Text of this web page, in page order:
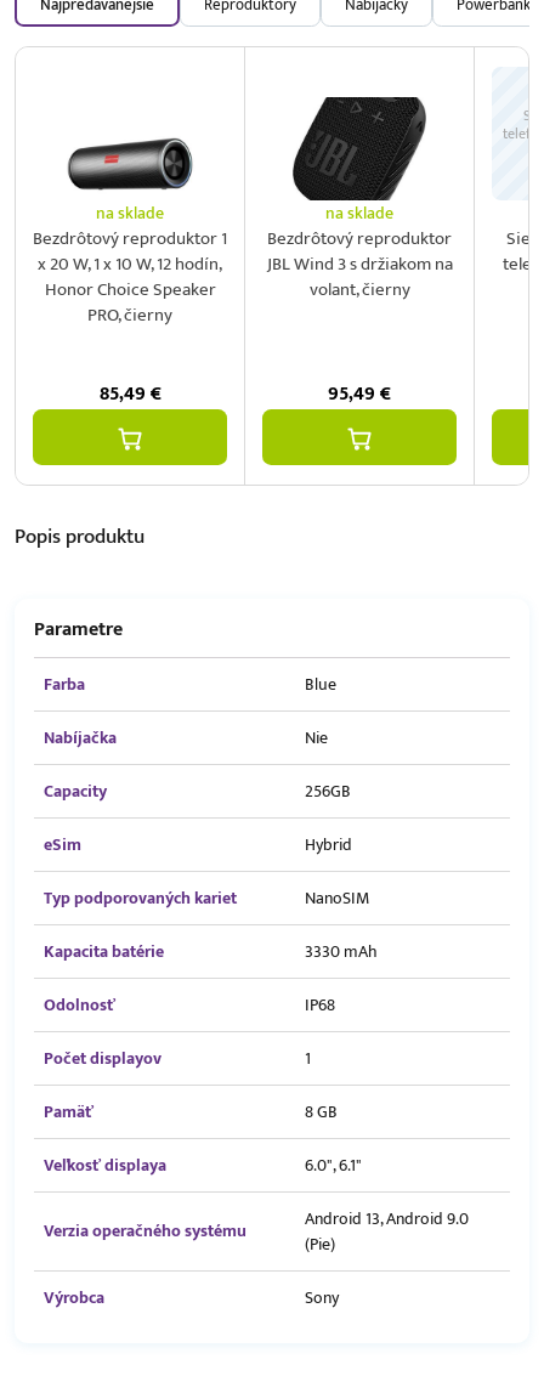
na sklade
Bezdrôtový reproduktor 1
x 20 W, 1 x 10 W, 12 hodín,
Honor Choice Speaker
PRO, čierny
85,49€
na sklade
Bezdrôtový reproduktor
JBL Wind 3 s držiakom na
volant, čierny
95,49€
Popisproduktu
Parametre
Farba
Blue
Nabíjačka
Nie
Capacity
256GB
eSim
Hybrid
Typ podporovaných kariet
NanoSIM
Kapacita batérie
3330 mAh
Odolnosť
IP68
Počet displayov
1
Pamäť
8 GB
Veľkosť displaya
6.0", 6.1"
Verzia operačného systému
Android 13, Android 9.0
(Pie)
Výrobca
Sony